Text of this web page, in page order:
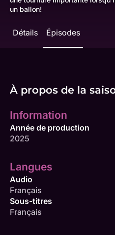
un ballon!
Détails Épisodes
À propos de la
Information
Année de production
2025
Langues
Audio
Français
Sous-titres
Français